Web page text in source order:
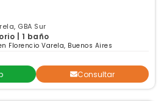
GBA Sur
| 1 baño
Florencio Varela, Buenos Aires
Consultar